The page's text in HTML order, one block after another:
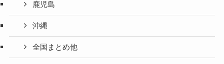
鹿児島
沖縄
全国まとめ他